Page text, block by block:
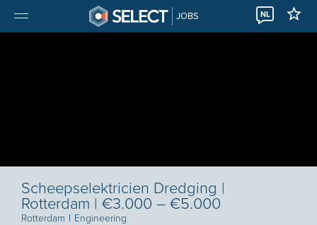
JOBS NL
Scheepselektricien Dredging |
Rotterdam | €3.000 – €5.000
Rotterdam I Engineering